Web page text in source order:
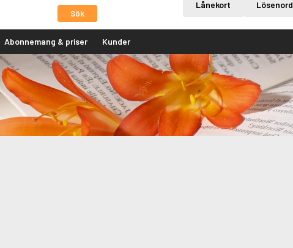
Sök
Lånekort Lösenord
Abonnemang & priser Kunder